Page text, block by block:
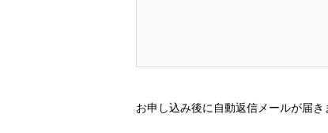
お申し込み後に自動返信メールが届